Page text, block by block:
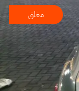
مغلق